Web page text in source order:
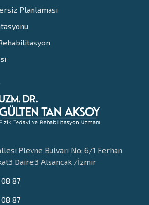
Planlaması
Plevne Bulvarı No: 6/1 Ferhan
Daire:3 Alsancak /İzmir
08 87
08 87